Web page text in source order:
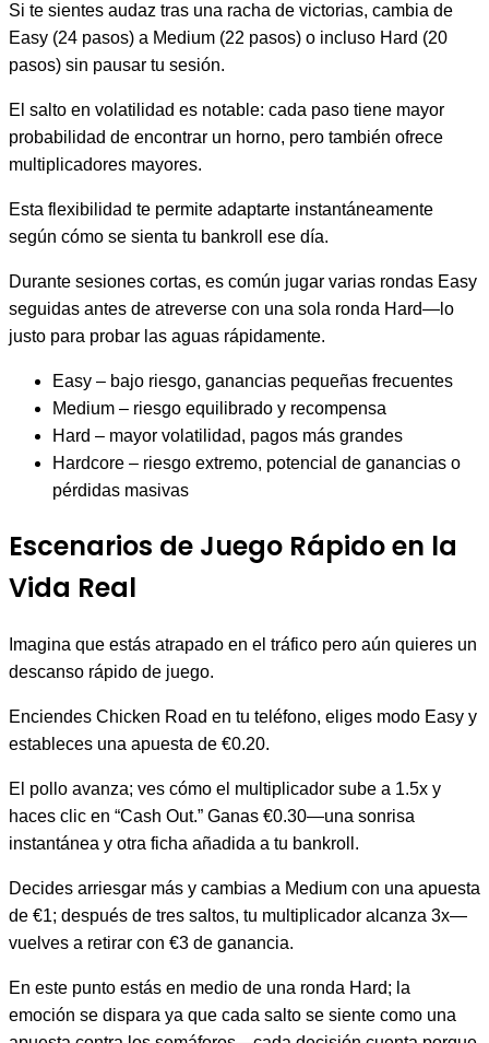
Si te sientes audaz tras una racha de victorias, cambia de
Easy (24 pasos) a Medium (22 pasos) o incluso Hard (20
pasos) sin pausar tu sesión.
El salto en volatilidad es notable: cada paso tiene mayor
probabilidad de encontrar un horno, pero también ofrece
multiplicadores mayores.
Esta flexibilidad te permite adaptarte instantáneamente
según cómo se sienta tu bankroll ese día.
Durante sesiones cortas, es común jugar varias rondas Easy
seguidas antes de atreverse con una sola ronda Hard—lo
justo para probar las aguas rápidamente.
Easy – bajo riesgo, ganancias pequeñas frecuentes
Medium – riesgo equilibrado y recompensa
Hard – mayor volatilidad, pagos más grandes
Hardcore – riesgo extremo, potencial de ganancias o
pérdidas masivas
Escenarios de Juego Rápido en la
Vida Real
Imagina que estás atrapado en el tráfico pero aún quieres un
descanso rápido de juego.
Enciendes Chicken Road en tu teléfono, eliges modo Easy y
estableces una apuesta de €0.20.
El pollo avanza; ves cómo el multiplicador sube a 1.5x y
haces clic en “Cash Out.” Ganas €0.30—una sonrisa
instantánea y otra ficha añadida a tu bankroll.
Decides arriesgar más y cambias a Medium con una apuesta
de €1; después de tres saltos, tu multiplicador alcanza 3x—
vuelves a retirar con €3 de ganancia.
En este punto estás en medio de una ronda Hard; la
emoción se dispara ya que cada salto se siente como una